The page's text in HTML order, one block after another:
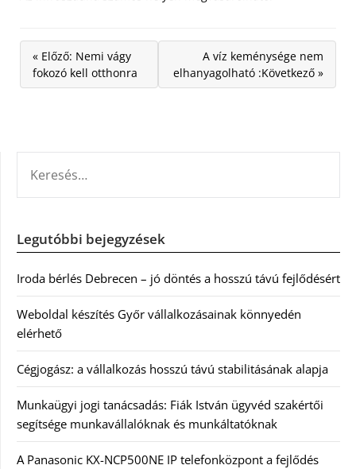
« Előző: Nemi vágy
fokozó kell otthonra
A víz keménysége nem
elhanyagolható :Következő »
Legutóbbi bejegyzések
Iroda bérlés Debrecen – jó döntés a hosszú távú fejlődésért
Weboldal készítés Győr vállalkozásainak könnyedén
elérhető
Cégjogász: a vállalkozás hosszú távú stabilitásának alapja
Munkaügyi jogi tanácsadás: Fiák István ügyvéd szakértői
segítsége munkavállalóknak és munkáltatóknak
A Panasonic KX-NCP500NE IP telefonközpont a fejlődés